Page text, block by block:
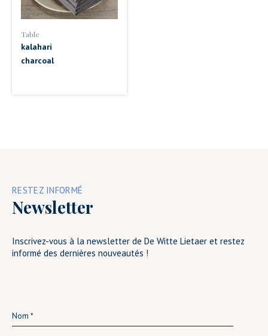
Table
kalahari
charcoal
RESTEZ INFORMÉ
Newsletter
Inscrivez-vous à la newsletter de De Witte Lietaer et restez
informé des dernières nouveautés !